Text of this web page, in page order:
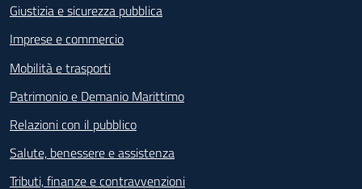
Giustizia e sicurezza pubblica
Imprese e commercio
Mobilità e trasporti
Patrimonio e Demanio Marittimo
Relazioni con il pubblico
Salute, benessere e assistenza
Tributi, finanze e contravvenzioni